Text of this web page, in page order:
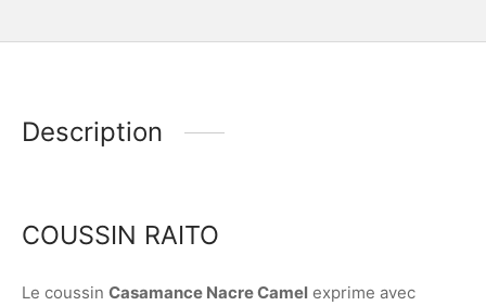
Description
COUSSIN RAITO
Le coussin Casamance Nacre Camel exprime avec